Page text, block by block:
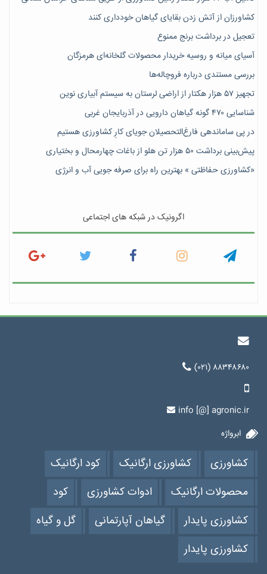
کشاورزان از آتش زدن بقایای گیاهان خودداری کنند
تعجیل در برداشت برنج ممنوع
آسیای میانه و روسیه خریدار محصولات گلخانه‌ای هرمزگان
بررسی مستندی درباره فروچاله‌ها
تجهیز ۵۷ هزار هکتار از اراضی لرستان به سیستم آبیاری نوین
شناسایی ۴۷٠ گونه گیاهان دارویی در آذربایجان غربی
در پی ساماندهی فارغ‌التحصیلان جویای کارِ کشاورزی هستیم
پیش‎‌بینی برداشت ۵۰ هزار تن هلو از باغات چهارمحال و بختیاری
«کشاورزی حفاظتی » بهترین راه برای صرفه جویی آب و انرژی
اگرونیک در شبکه های اجتماعی
(۰۲۱) ۸۸۳۴۸۶۸۰
info [@] agronic.ir
ابرواژه
کشاورزی کشاورزی ارگانیک
کود ارگانیک
محصولات ارگانیک
ادوات کشاورزی
کود
کشاورزی پایدار
گیاهان آپارتمانی
گل و گیاه
کشاورزی پایدار